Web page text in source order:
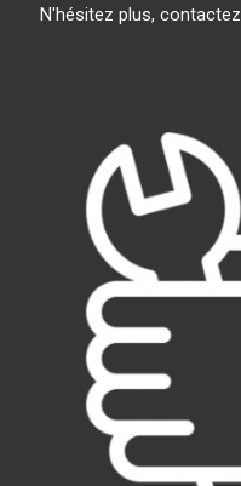
N'hésitez plus,